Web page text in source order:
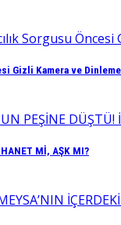
Gizli Kamera ve
Mİ, AŞK MI?